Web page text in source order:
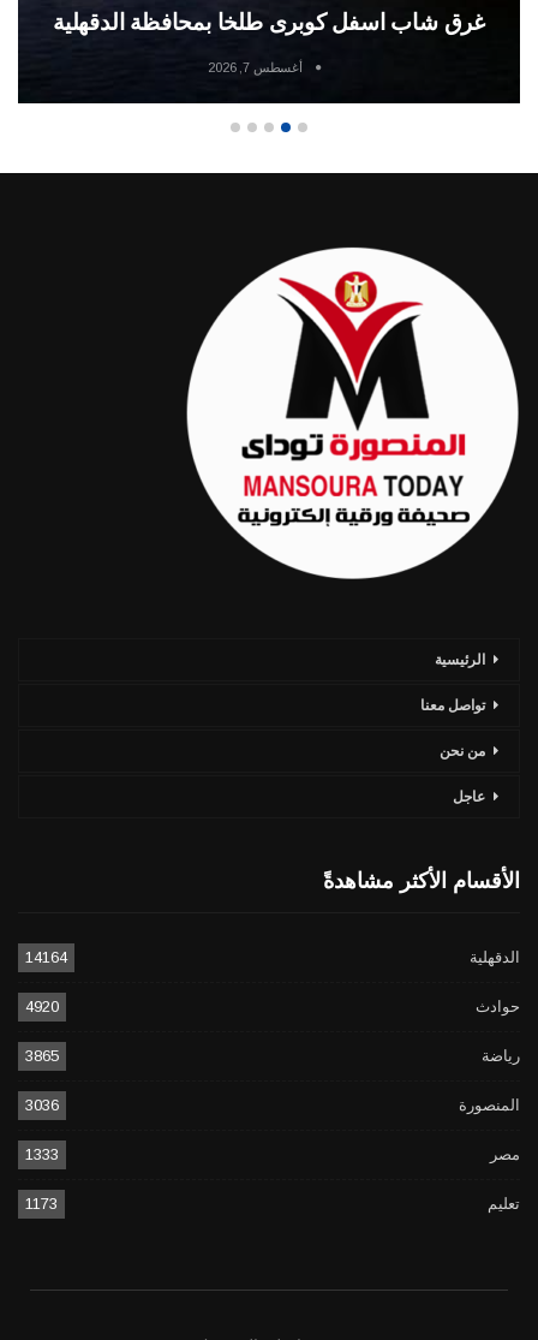
غرق شاب اسفل كوبرى طلخا بمحافظة الدقهلية
أغسطس 7, 2026
الرئيسية
تواصل معنا
من نحن
عاجل
الأقسام الأكثر مشاهدةً
الدقهلية 14164
حوادث 4920
رياضة 3865
المنصورة 3036
مصر 1333
تعليم 1173